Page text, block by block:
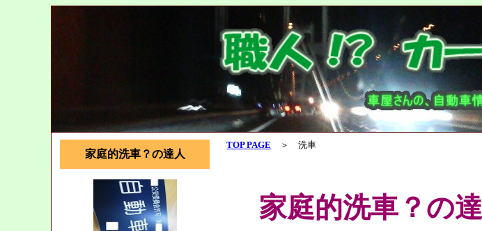
TOP PAGE ＞ 洗車
家庭的洗車？の
家庭的洗車？の達人